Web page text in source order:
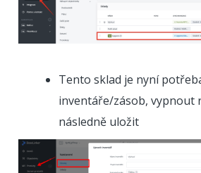
Tento sklad je nyní
inventáře/zásob, vypnout
následně uložit